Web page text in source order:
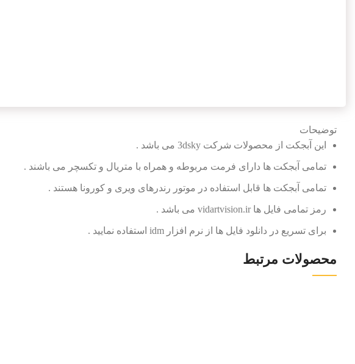
توضیحات
این آبجکت از محصولات شرکت 3dsky می باشد .
تمامی آبجکت ها دارای فرمت مربوطه و همراه با متریال و تکسچر می باشند .
تمامی آبجکت ها قابل استفاده در موتور رندرهای ویری و کورونا هستند .
رمز تمامی فایل ها vidartvision.ir می باشد .
برای تسریع در دانلود فایل ها از نرم افزار idm استفاده نمایید .
محصولات مرتبط